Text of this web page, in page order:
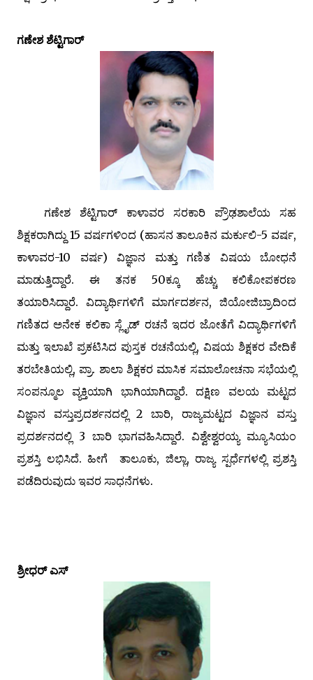
ಗಣೇಶ ಶೆಟ್ಟಿಗಾರ್
ಗಣೇಶ ಶೆಟ್ಟಿಗಾರ್ ಕಾಳಾವರ ಸರಕಾರಿ ಪ್ರೌಢಶಾಲೆಯ ಸಹ
ಶಿಕ್ಷಕರಾಗಿದ್ದು 15 ವರ್ಷಗಳಿಂದ (ಹಾಸನ ತಾಲೂಕಿನ ಮರ್ಕುಲಿ-5 ವರ್ಷ,
ಕಾಳಾವರ-10 ವರ್ಷ) ವಿಜ್ಞಾನ ಮತ್ತು ಗಣಿತ ವಿಷಯ ಬೋಧನೆ
ಮಾಡುತ್ತಿದ್ದಾರೆ. ಈ ತನಕ 50ಕ್ಕೂ ಹೆಚ್ಚು ಕಲಿಕೋಪಕರಣ
ತಯಾರಿಸಿದ್ದಾರೆ. ವಿದ್ಯಾರ್ಥಿಗಳಿಗೆ ಮಾರ್ಗದರ್ಶನ, ಜಿಯೋಜಿಬ್ರಾದಿಂದ
ಗಣಿತದ ಅನೇಕ ಕಲಿಕಾ ಸ್ಲೈಡ್‌ ರಚನೆ ಇದರ ಜೋತೆಗೆ ವಿದ್ಯಾರ್ಥಿಗಳಿಗೆ
ಮತ್ತು ಇಲಾಖೆ ಪ್ರಕಟಿಸಿದ ಪುಸ್ತಕ ರಚನೆಯಲ್ಲಿ, ವಿಷಯ ಶಿಕ್ಷಕರ ವೇದಿಕೆ
ತರಬೇತಿಯಲ್ಲಿ, ಪ್ರಾ. ಶಾಲಾ ಶಿಕ್ಷಕರ ಮಾಸಿಕ ಸಮಾಲೋಚನಾ ಸಭೆಯಲ್ಲಿ
ಸಂಪನ್ಮೂಲ ವ್ಯಕ್ತಿಯಾಗಿ ಭಾಗಿಯಾಗಿದ್ದಾರೆ. ದಕ್ಷಿಣ ವಲಯ ಮಟ್ಟದ
ವಿಜ್ಞಾನ ವಸ್ತುಪ್ರದರ್ಶನದಲ್ಲಿ 2 ಬಾರಿ, ರಾಜ್ಯಮಟ್ಟದ ವಿಜ್ಞಾನ ವಸ್ತು
ಪ್ರದರ್ಶನದಲ್ಲಿ 3 ಬಾರಿ ಭಾಗವಹಿಸಿದ್ದಾರೆ. ವಿಶ್ವೇಶ್ವರಯ್ಯ ಮ್ಯೂಸಿಯಂ
ಪ್ರಶಸ್ತಿ ಲಭಿಸಿದೆ. ಹೀಗೆ ತಾಲೂಕು, ಜಿಲ್ಲಾ, ರಾಜ್ಯ ಸ್ಪರ್ಧೆಗಳಲ್ಲಿ ಪ್ರಶಸ್ತಿ
ಪಡೆದಿರುವುದು ಇವರ ಸಾಧನೆಗಳು.
ಶ್ರೀಧರ್ ಎಸ್